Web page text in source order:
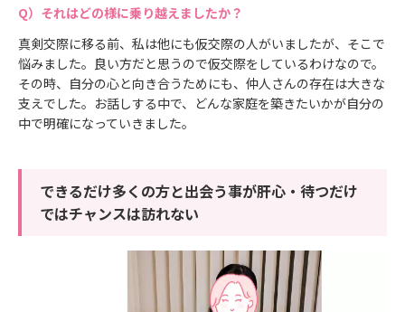
それはどの様に乗り越えましたか？
真剣交際に移る前、私は他にも仮交際の人がいましたが、そこで
悩みました。良い方だと思うので仮交際をしているわけなので。
その時、自分の心と向き合うためにも、仲人さんの存在は大きな
支えでした。お話しする中で、どんな家庭を築きたいかが自分の
中で明確になっていきました。
できるだけ多くの方と出会う事が肝心・待つだけ
ではチャンスは訪れない